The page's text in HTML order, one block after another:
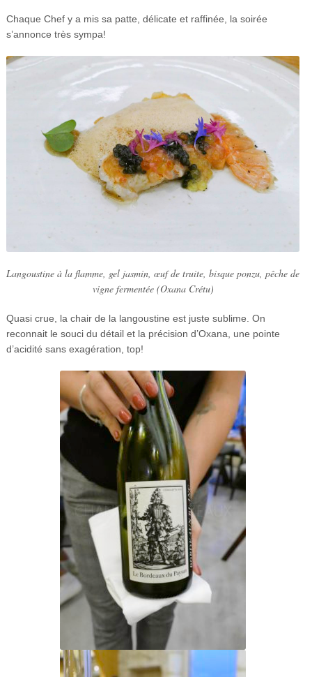
Chaque Chef y a mis sa patte, délicate et raffinée, la soirée
s’annonce très sympa!
Langoustine à la flamme, gel jasmin, œuf de truite, bisque ponzu, pêche de
vigne fermentée (Oxana Crétu)
Quasi crue, la chair de la langoustine est juste sublime. On
reconnait le souci du détail et la précision d’Oxana, une pointe
d’acidité sans exagération, top!